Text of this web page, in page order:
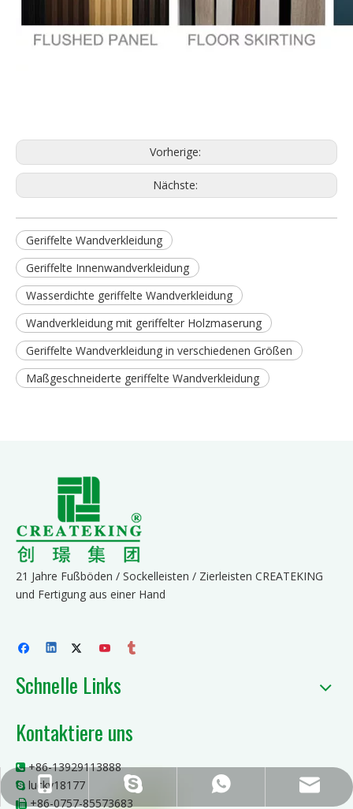
Vorherige:
Nächste:
Geriffelte Wandverkleidung
Geriffelte Innenwandverkleidung
Wasserdichte geriffelte Wandverkleidung
Wandverkleidung mit geriffelter Holzmaserung
Geriffelte Wandverkleidung in verschiedenen Größen
Maßgeschneiderte geriffelte Wandverkleidung
21 Jahre Fußböden / Sockelleisten / Zierleisten CREATEKING
und Fertigung aus einer Hand
+86-13929113888
+86-13928691588
ck_Lucky@gdcreateking.com
Schnelle Links
Kontaktiere uns
 +86-13929113888
 lucky18177
 +86-0757-85573683